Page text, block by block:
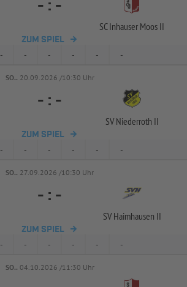
- : -
SC Inhauser Moos II
ZUM SPIEL
- - - - - -
SO.. 20.09.2026 /10:30 Uhr
- : -
SV Niederroth II
ZUM SPIEL
- - - - - -
SO.. 27.09.2026 /10:30 Uhr
- : -
SV Haimhausen II
ZUM SPIEL
- - - - - -
SO.. 04.10.2026 /11:30 Uhr